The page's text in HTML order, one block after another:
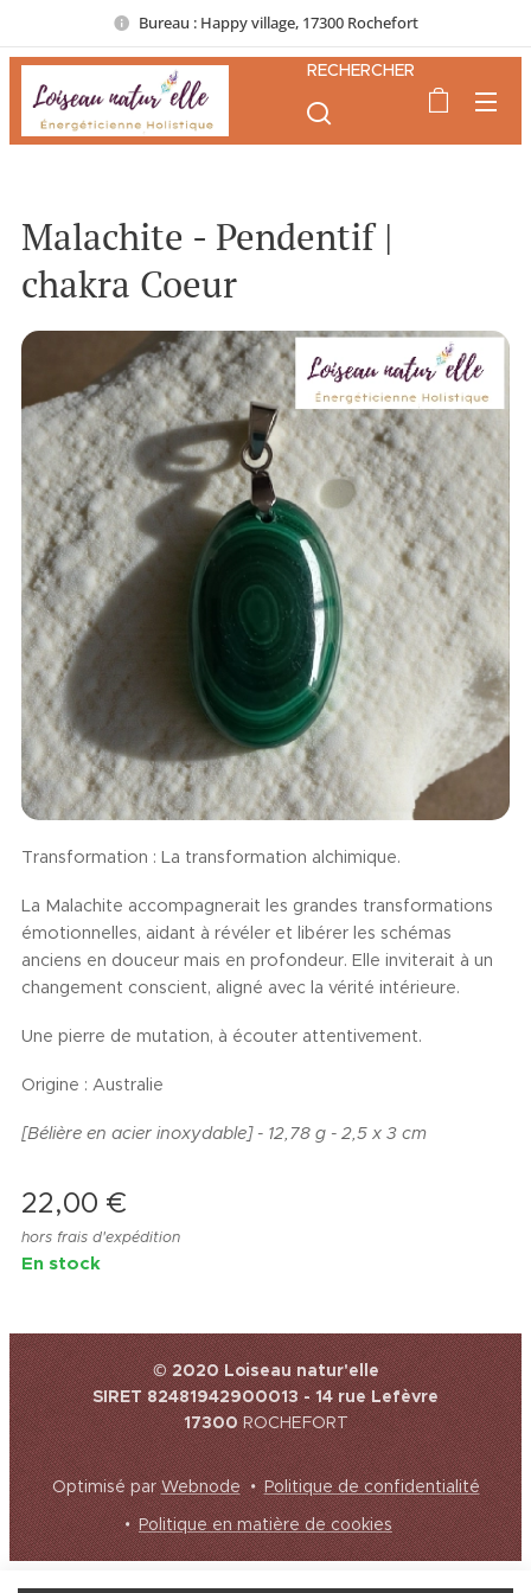
Bureau : Happy village, 17300 Rochefort
RECHERCHER
Malachite - Pendentif |
chakra Coeur
Transformation : La transformation alchimique.
La Malachite accompagnerait les grandes transformations
émotionnelles, aidant à révéler et libérer les schémas
anciens en douceur mais en profondeur. Elle inviterait à un
changement conscient, aligné avec la vérité intérieure.
Une pierre de mutation, à écouter attentivement.
Origine : Australie
[Bélière en acier inoxydable] - 12,78 g - 2,5 x 3 cm
22,00 €
hors frais d'expédition
En stock
© 2020 Loiseau natur'elle
SIRET 82481942900013 - 14 rue Lefèvre
17300ROCHEFORT
Optimisé parWebnode
Politique de confidentialité
Politique en matière de cookies